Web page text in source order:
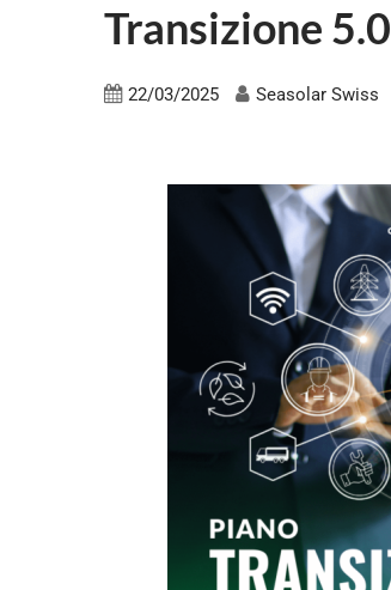
Transizione 5.0
22/03/2025 Seasolar Swiss